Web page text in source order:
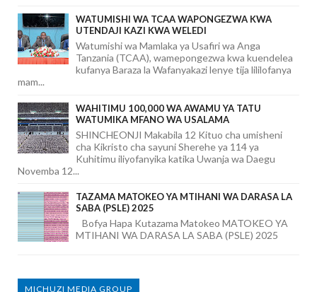
WATUMISHI WA TCAA WAPONGEZWA KWA
UTENDAJI KAZI KWA WELEDI
Watumishi wa Mamlaka ya Usafiri wa Anga
Tanzania (TCAA), wamepongezwa kwa kuendelea
kufanya Baraza la Wafanyakazi lenye tija lililofanya
mam...
WAHITIMU 100,000 WA AWAMU YA TATU
WATUMIKA MFANO WA USALAMA
SHINCHEONJI Makabila 12 Kituo cha umisheni
cha Kikristo cha sayuni Sherehe ya 114 ya
Kuhitimu iliyofanyika katika Uwanja wa Daegu
Novemba 12...
TAZAMA MATOKEO YA MTIHANI WA DARASA LA
SABA (PSLE) 2025
Bofya Hapa Kutazama Matokeo MATOKEO YA
MTIHANI WA DARASA LA SABA (PSLE) 2025
MICHUZI MEDIA GROUP